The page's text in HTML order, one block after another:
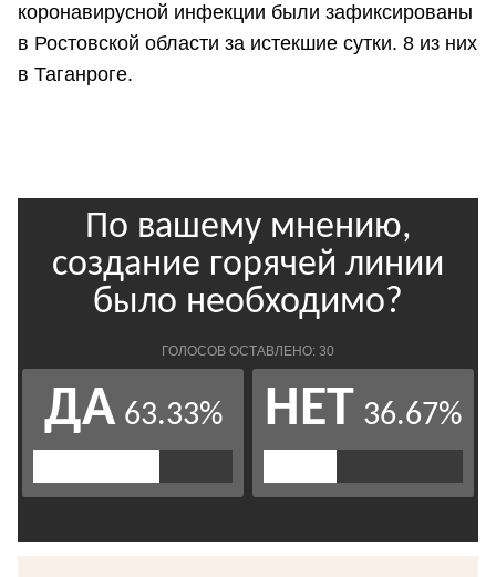
коронавирусной инфекции были зафиксированы
в Ростовской области за истекшие сутки. 8 из них
в Таганроге.